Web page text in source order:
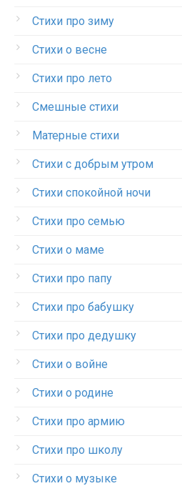
Стихи про зиму
Стихи о весне
Стихи про лето
Смешные стихи
Матерные стихи
Стихи с добрым утром
Стихи спокойной ночи
Стихи про семью
Стихи о маме
Стихи про папу
Стихи про бабушку
Стихи про дедушку
Стихи о войне
Стихи о родине
Стихи про армию
Стихи про школу
Стихи о музыке